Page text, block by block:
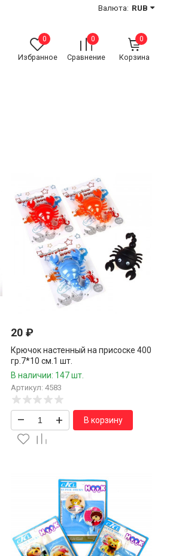
Валюта: RUB
0
Избранное
0
Сравнение
0
Корзина
20₽
Крючок настенный на присоске 400
гр.7*10 см.1 шт.
В наличии: 147 шт.
Артикул: 4583
– + В корзину